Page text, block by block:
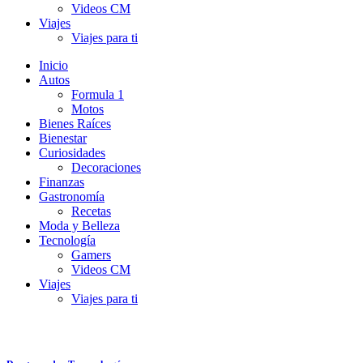
Videos CM
Viajes
Viajes para ti
Inicio
Autos
Formula 1
Motos
Bienes Raíces
Bienestar
Curiosidades
Decoraciones
Finanzas
Gastronomía
Recetas
Moda y Belleza
Tecnología
Gamers
Videos CM
Viajes
Viajes para ti